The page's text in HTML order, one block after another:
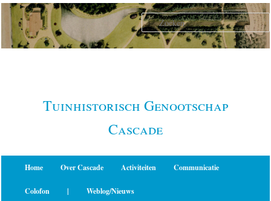
Spring
naar
primaire
Tuinhistorisch Genootschap
Cascade
Home Over Cascade Activiteiten Communicatie
Colofon | Weblog/Nieuws